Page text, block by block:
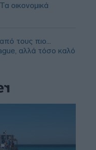
οικονομικά
τους πιο...
αλλά τόσο καλό